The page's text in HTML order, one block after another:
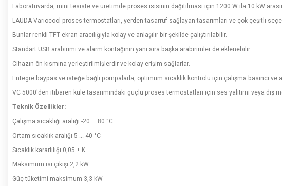
Laboratuvarda, mini tesiste ve üretimde proses ısısının dağıtılması için 1200 W ila 10 kW
LAUDA Variocool proses termostatları, yerden tasarruf sağlayan tasarımları ve çok çeşitli
Bunlar renkli TFT ekran aracılığıyla kolay ve anlaşılır bir şekilde çalıştırılabilir.
Standart USB arabirimi ve alarm kontağının yanı sıra başka arabirimler de eklenebilir.
Cihazın ön kısmına yerleştirilmişlerdir ve kolay erişim sağlarlar.
Entegre baypas ve isteğe bağlı pompalarla, optimum sıcaklık kontrolü için çalışma basıncı
VC 5000'den itibaren kule tasarımındaki güçlü proses termostatları için ses yalıtımı veya dış
Teknik Özellikler:
Çalışma sıcaklığı aralığı -20 ... 80 °C
Ortam sıcaklık aralığı 5 ... 40 °C
Sıcaklık kararlılığı 0,05 ± K
Maksimum ısı çıkışı 2,2 kW
Güç tüketimi maksimum 3,3 kW